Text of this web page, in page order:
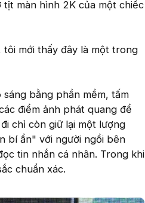
màn hình 2K của một chiếc
mới thấy đây là một trong
bằng phần mềm, tấm
điểm ảnh phát quang để
chỉ còn giữ lại một lượng
bí ẩn" với người ngồi bên
tin nhắn cá nhân. Trong khi
chuẩn xác.